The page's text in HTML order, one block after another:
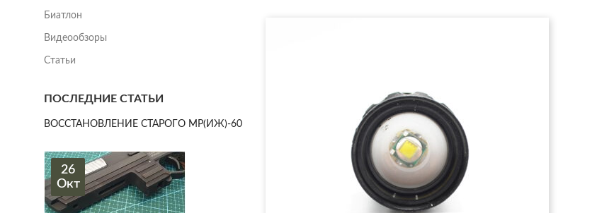
Биатлон
Видеообзоры
Статьи
ПОСЛЕДНИЕ СТАТЬИ
ВОССТАНОВЛЕНИЕ СТАРОГО МР(ИЖ)-60
26
Окт